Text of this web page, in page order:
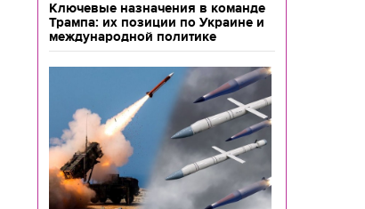
Ключевые назначения в команде
Трампа: их позиции по Украине и
международной политике